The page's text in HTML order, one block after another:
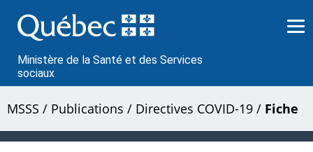
au
contenu
Ministère de la Santé et des Services
sociaux
MSSS / Publications / Directives COVID-19 / Fiche